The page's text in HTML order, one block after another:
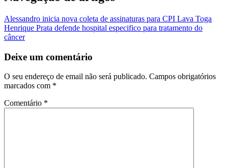
Alessandro inicia nova coleta de assinaturas para CPI Lava Toga
Henrique Prata defende hospital especifico para tratamento do
câncer
Deixe um comentário
O seu endereço de email não será publicado. Campos obrigatórios
marcados com *
Comentário *